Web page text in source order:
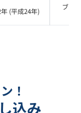
年 (平成24年)
ブラ
！
込み